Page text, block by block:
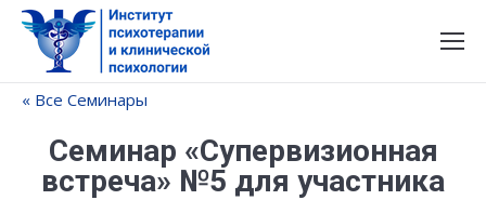
« Все Семинары
Семинар «Супервизионная
встреча» №5 для участника